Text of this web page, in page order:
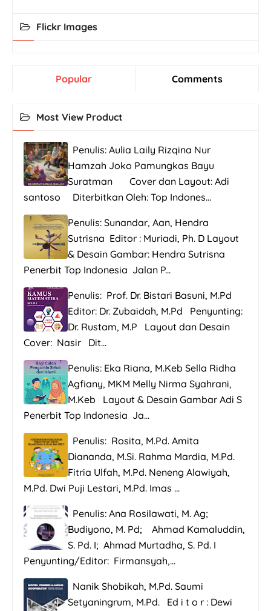
Flickr Images
Popular Comments
Most View Product
Penulis: Aulia Laily Rizqina Nur
Hamzah Joko Pamungkas Bayu
Suratman Cover dan Layout: Adi
santoso Diterbitkan Oleh: Top Indones...
Penulis: Sunandar, Aan, Hendra
Sutrisna Editor : Muriadi, Ph. D Layout
& Desain Gambar: Hendra Sutrisna
Penerbit Top Indonesia Jalan P...
Penulis: Prof. Dr. Bistari Basuni, M.Pd
Editor: Dr. Zubaidah, M.Pd Penyunting:
Dr. Rustam, M.P Layout dan Desain
Cover: Nasir Dit...
Penulis: Eka Riana, M.Keb Sella Ridha
Agfiany, MKM Melly Nirma Syahrani,
M.Keb Layout & Desain Gambar Adi S
Penerbit Top Indonesia Ja...
Penulis: Rosita, M.Pd. Amita
Diananda, M.Si. Rahma Mardia, M.Pd.
Fitria Ulfah, M.Pd. Neneng Alawiyah,
M.Pd. Dwi Puji Lestari, M.Pd. Imas ...
Penulis: Ana Rosilawati, M. Ag;
Budiyono, M. Pd; Ahmad Kamaluddin,
S. Pd. I; Ahmad Murtadha, S. Pd. I
Penyunting/Editor: Firmansyah,...
Nanik Shobikah, M.Pd. Saumi
Setyaningrum, M.Pd. Ed i t o r : Dewi